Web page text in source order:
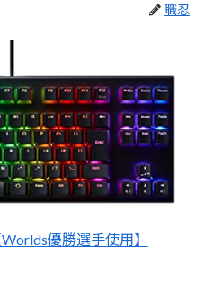
職忍
優勝選手使用】